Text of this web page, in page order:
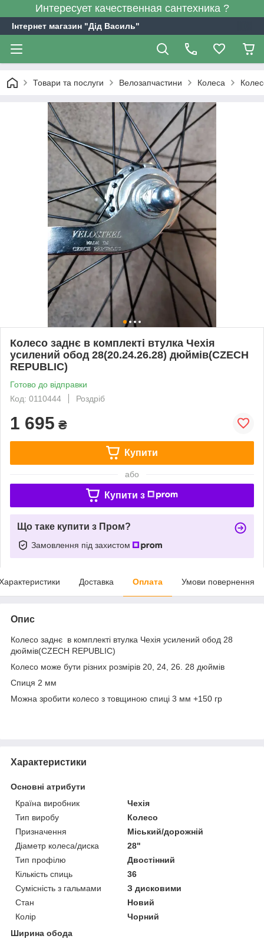
Интересует качественная сантехника ?
Інтернет магазин "Дід Василь"
Товари та послуги Велозапчастини Колеса
Колесо заднє в комплекті втулка Чехія
усилений обод 28(20.24.26.28) дюймів(CZECH
REPUBLIC)
Готово до відправки
Код: 0110444
Роздріб
1 695 ₴
Купити
або
Купити з
Що таке купити з Пром?
Замовлення під захистом
Доставка Оплата Умови повернення
Опис
Колесо заднє в комплекті втулка Чехія усилений обод 28
дюймів(CZECH REPUBLIC)
Колесо може бути різних розмірів 20, 24, 26. 28 дюймів
Спиця 2 мм
Можна зробити колесо з товщиною спиці 3 мм +150 гр
Характеристики
Основні атрибути
Країна виробник
Чехія
Тип виробу
Колесо
Призначення
Міський/дорожній
Діаметр колеса/диска
28"
Тип профілю
Двостінний
Кількість спиць
36
Сумісність з гальмами
З дисковими
Стан
Новий
Колір
Чорний
Ширина обода